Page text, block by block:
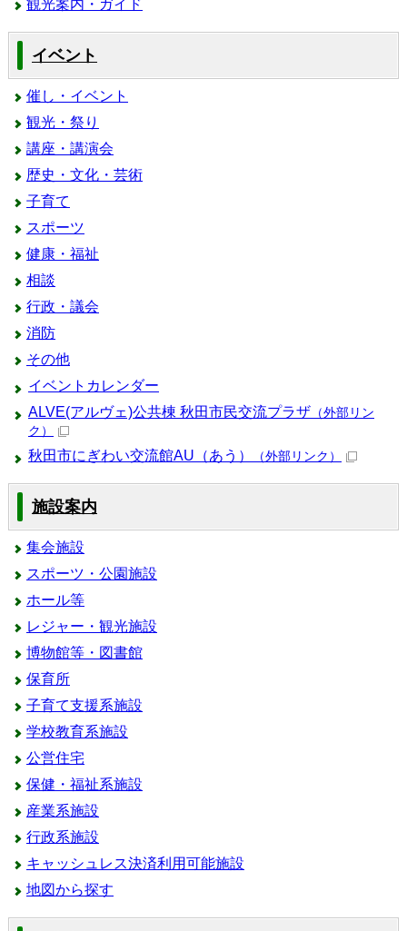
観光案内・ガイド
イベント
催し・イベント
観光・祭り
講座・講演会
歴史・文化・芸術
子育て
スポーツ
健康・福祉
相談
行政・議会
消防
その他
イベントカレンダー
ALVE(アルヴェ)公共棟 秋田市民交流プラザ （外部リン
ク）
秋田市にぎわい交流館AU（あう） （外部リンク）
施設案内
集会施設
スポーツ・公園施設
ホール等
レジャー・観光施設
博物館等・図書館
保育所
子育て支援系施設
学校教育系施設
公営住宅
保健・福祉系施設
産業系施設
行政系施設
キャッシュレス決済利用可能施設
地図から探す